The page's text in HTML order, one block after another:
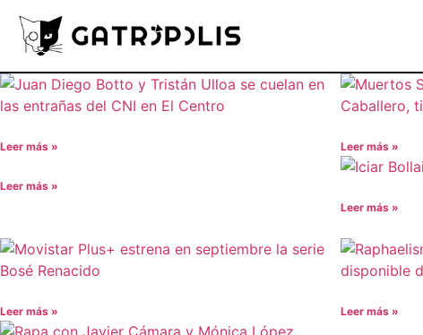
Leer más » Leer más »
Leer más »
Leer más »
Leer más » Leer más »